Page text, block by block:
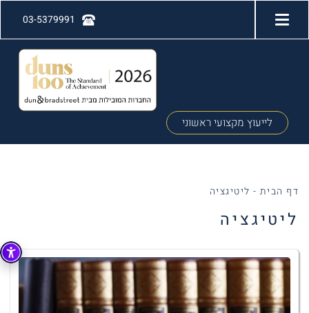
03-5379991
לייעוץ מקצועי ראשוני
דף הבית - ליטיגציה
ליטיגציה